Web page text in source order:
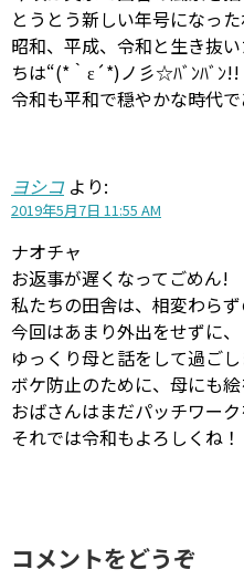
とうとう新しい年号になった
昭和、平成、令和と生き抜
ちは“(*｀ε´*)ノ彡☆ﾊﾞﾝﾊﾞﾝ!!
令和も平和で穏やかな時代で
ヨシコ より:
2019年5月7日 11:55 AM
ナオチャ
お返事が遅くなってごめん!
私たちの田舎は、相変わらず
今回はあまり外出をせずに、
ゆっくり母と話をして過ごし
ボケ防止のために、母にも
おばさんはまだパッチワーク
それでは令和もよろしくね！
コメントをどうぞ